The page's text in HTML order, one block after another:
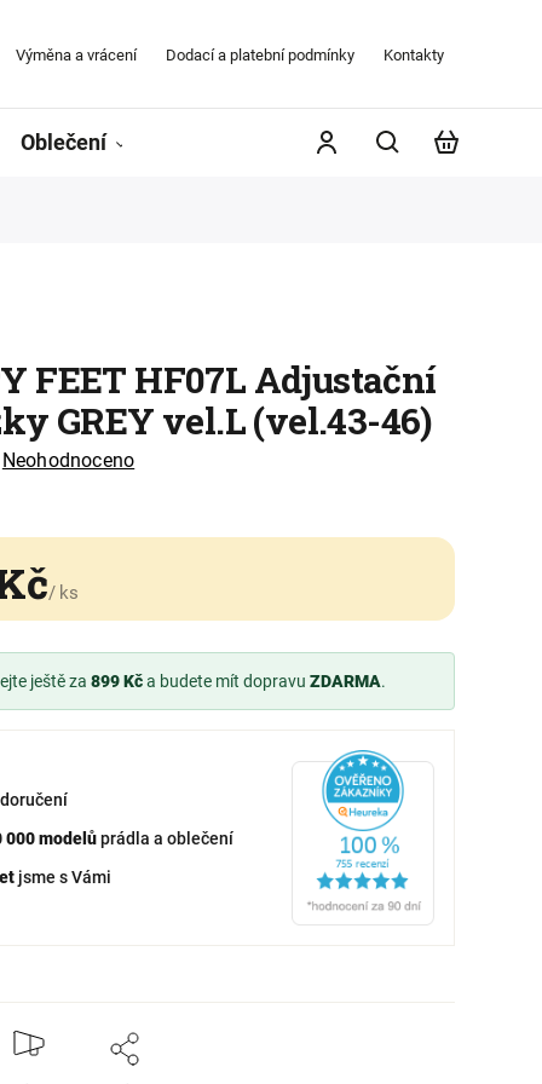
Výměna a vrácení Dodací a platební podmínky Kontakty
Oblečení Kontakty
FEET HF07L Adjustační
GREY vel.L (vel.43-46)
Neohodnoceno
/ ks
ještě za 899 Kča budete mít dopravu ZDARMA.
000 modelůprádla a oblečení
jsme s Vámi